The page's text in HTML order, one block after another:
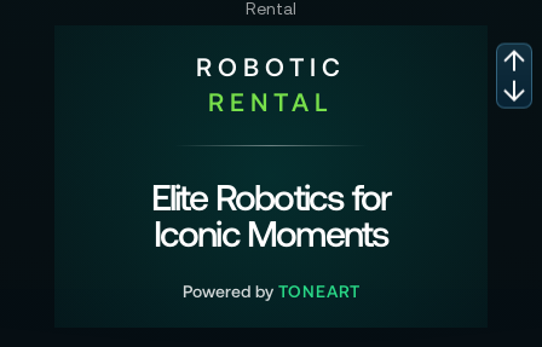
ROBOTIC
RENTAL
Elite Robotics for
Iconic Moments
Powered by TONEART